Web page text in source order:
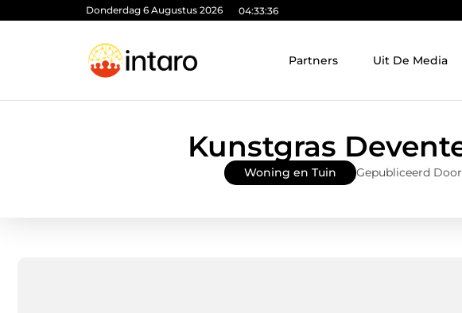
Donderdag 6 Augustus 2026 04:33:37
Partners Uit De Media
Kunstgras
Woning en Tuin Gepubliceerd